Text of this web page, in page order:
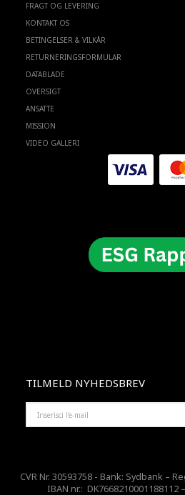
FRAGT OG LEVERING
KONTAKT OS
BETINGELSER & VILKÅR
RETURNERINGSFORMULAR
DATABLADE
OVERSIGT
ANSATTE
MISSION
VIDEO GALLERI
TILMELD NYHEDSBREV
MAIL
CVR Nr. 30593758 - Bank: Sydbank –
IBAN nr.: DK7668210001188112